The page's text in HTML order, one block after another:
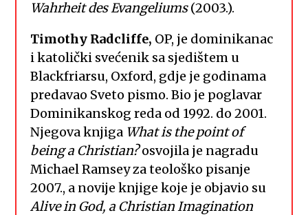
Wahrheit des Evangeliums(2003.).
Timothy Radcliffe, OP, je dominikanac
i katolički svećenik sa sjedištem u
Blackfriarsu, Oxford, gdje je godinama
predavao Sveto pismo. Bio je poglavar
Dominikanskog reda od 1992. do 2001.
Njegova knjiga What is the point of
being a Christian?osvojila je nagradu
Michael Ramsey za teološko pisanje
2007., a novije knjige koje je objavio su
Alive in God, a Christian Imagination